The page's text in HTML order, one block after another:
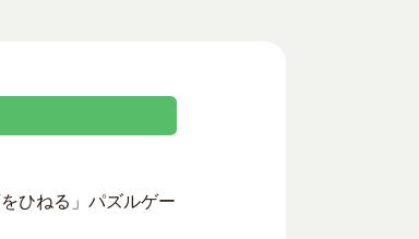
ひねる」パズルゲー